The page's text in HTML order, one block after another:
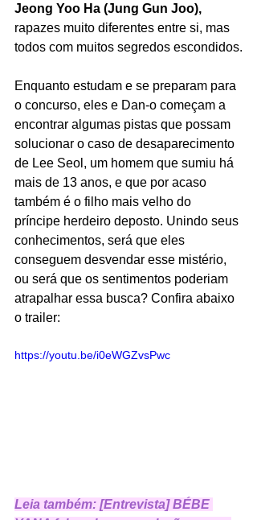
Jeong Yoo Ha (Jung Gun Joo),
rapazes muito diferentes entre si, mas
todos com muitos segredos escondidos.
Enquanto estudam e se preparam para
o concurso, eles e Dan-o começam a
encontrar algumas pistas que possam
solucionar o caso de desaparecimento
de Lee Seol, um homem que sumiu há
mais de 13 anos, e que por acaso
também é o filho mais velho do
príncipe herdeiro deposto. Unindo seus
conhecimentos, será que eles
conseguem desvendar esse mistério,
ou será que os sentimentos poderiam
atrapalhar essa busca? Confira abaixo
o trailer:
https://youtu.be/i0eWGZvsPwc
Leia também: [Entrevista] BÉBE